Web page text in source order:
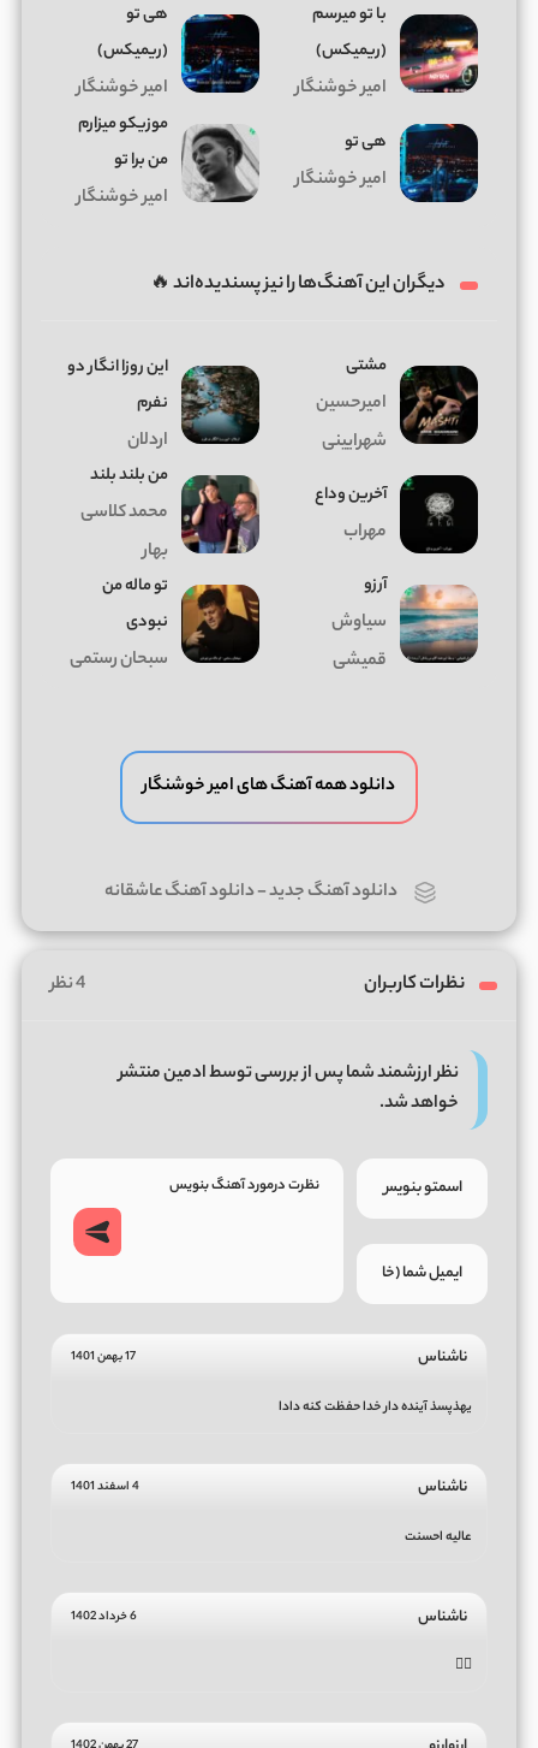
با تو میرسم
(ریمیکس)
امیر خوشنگار
هی تو
(ریمیکس)
امیر خوشنگار
ﻫﻰ ﺗﻮ
امیر خوشنگار
موزیکو میزارم
من برا تو
امیر خوشنگار
دیگران این آهنگ‌ها را نیز پسندیده‌اند 🔥
مشتی
امیرحسین
شهرایینی
این روزا انگار دو
نفرم
اردلان
آخرین وداع
مهراب
من بلند بلند
محمد کلاسی
بهار
آرزو
سیاوش
قمیشی
تو ماله من
نبودی
سبحان رستمی
دانلود همه آهنگ های امیر خوشنگار
دانلود آهنگ جدید-دانلود آهنگ عاشقانه
نظرات کاربران 4 نظر
نظر ارزشمند شما پس از بررسی توسط ادمین منتشر
خواهد شد.
ناشناس 17 بهمن 1401
یهذپسذ آینده دار خدا حفظت کنه دادا
ناشناس 4 اسفند 1401
عالیه احسنت
ناشناس 6 خرداد 1402
👌🏻